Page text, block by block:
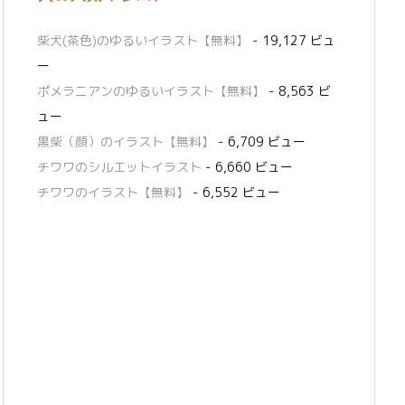
柴犬(茶色)のゆるいイラスト【無料】
- 19,127 ビュ
ー
ポメラニアンのゆるいイラスト【無料】
- 8,563 ビ
ュー
黒柴（顔）のイラスト【無料】
- 6,709 ビュー
チワワのシルエットイラスト - 6,660 ビュー
チワワのイラスト【無料】
- 6,552 ビュー